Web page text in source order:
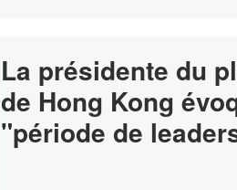
La présidente du
de Hong Kong